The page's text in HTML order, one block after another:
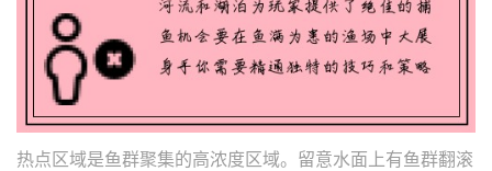
热点区域是鱼群聚集的高浓度区域。留意水面上有鱼群翻滚